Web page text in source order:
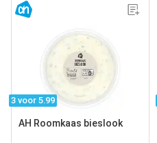
3 voor 5.99
AH Roomkaas bieslook